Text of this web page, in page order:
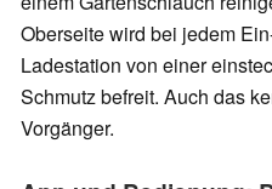
Oberseite wird bei jedem
Ladestation von einer
Schmutz befreit. Auch das
Vorgänger.